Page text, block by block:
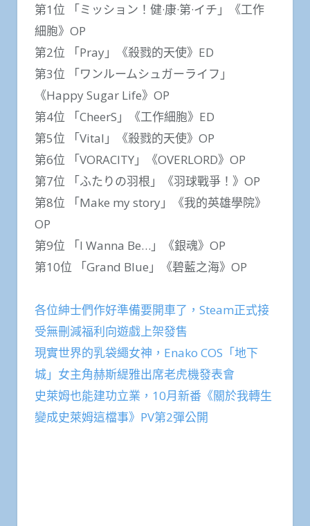
第1位 「ミッション！健·康·第·イチ」《工作
細胞》OP
第2位 「Pray」《殺戮的天使》ED
第3位 「ワンルームシュガーライフ」
《Happy Sugar Life》OP
第4位 「CheerS」《工作細胞》ED
第5位 「Vital」《殺戮的天使》OP
第6位 「VORACITY」《OVERLORD》OP
第7位 「ふたりの羽根」《羽球戰爭！》OP
第8位 「Make my story」《我的英雄學院》
OP
第9位 「I Wanna Be…」《銀魂》OP
第10位 「Grand Blue」《碧藍之海》OP
各位紳士們作好準備要開車了，Steam正式接
受無刪減福利向遊戲上架發售
現實世界的乳袋繩女神，Enako COS「地下
城」女主角赫斯緹雅出席老虎機發表會
史萊姆也能建功立業，10月新番《關於我轉生
變成史萊姆這檔事》PV第2彈公開